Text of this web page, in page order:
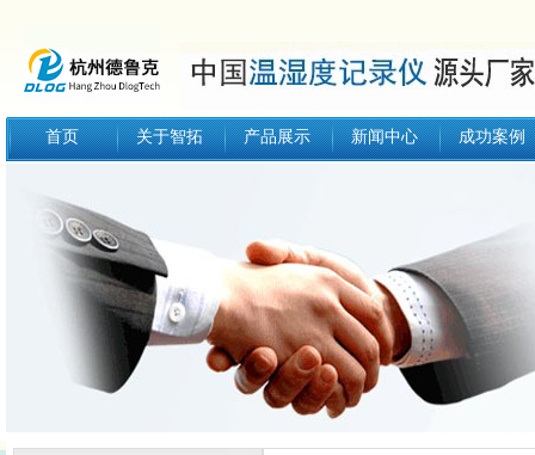
首页 关于智拓 产品展示 新闻中心 成功案例